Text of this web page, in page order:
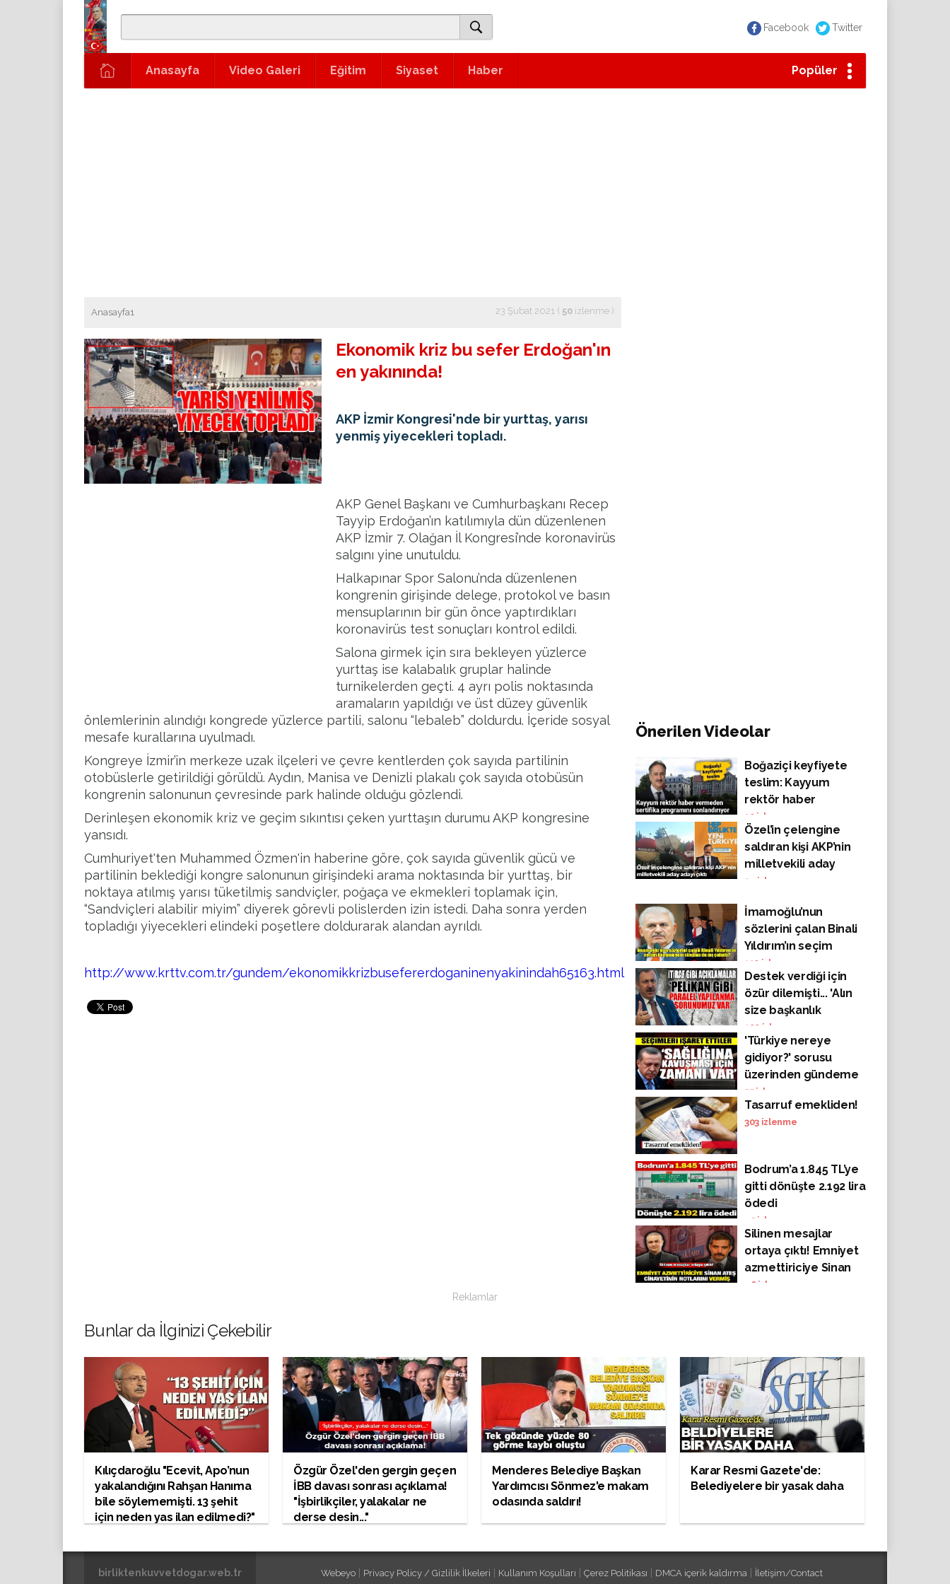
Facebook Twitter
Anasayfa Video Galeri Eğitim Siyaset Haber Popüler
Anasayfa1 23 Şubat 2021 ( 50 izlenme )
Ekonomik kriz bu sefer Erdoğan'ın
en yakınında!
AKP İzmir Kongresi'nde bir yurttaş, yarısı
yenmiş yiyecekleri topladı.
AKP Genel Başkanı ve Cumhurbaşkanı Recep
Tayyip Erdoğan’ın katılımıyla dün düzenlenen
AKP İzmir 7. Olağan İl Kongresi’nde koronavirüs
salgını yine unutuldu.
Halkapınar Spor Salonu’nda düzenlenen
kongrenin girişinde delege, protokol ve basın
mensuplarının bir gün önce yaptırdıkları
koronavirüs test sonuçları kontrol edildi.
Salona girmek için sıra bekleyen yüzlerce
yurttaş ise kalabalık gruplar halinde
turnikelerden geçti. 4 ayrı polis noktasında
aramaların yapıldığı ve üst düzey güvenlik
önlemlerinin alındığı kongrede yüzlerce partili, salonu “lebaleb” doldurdu. İçeride sosyal
mesafe kurallarına uyulmadı.
Kongreye İzmir’in merkeze uzak ilçeleri ve çevre kentlerden çok sayıda partilinin
otobüslerle getirildiği görüldü. Aydın, Manisa ve Denizli plakalı çok sayıda otobüsün
kongrenin salonunun çevresinde park halinde olduğu gözlendi.
Derinleşen ekonomik kriz ve geçim sıkıntısı çeken yurttaşın durumu AKP kongresine
yansıdı.
Cumhuriyet'ten Muhammed Özmen'in haberine göre, çok sayıda güvenlik gücü ve
partilinin beklediği kongre salonunun girişindeki arama noktasında bir yurttaş, bir
noktaya atılmış yarısı tüketilmiş sandviçler, poğaça ve ekmekleri toplamak için,
“Sandviçleri alabilir miyim” diyerek görevli polislerden izin istedi. Daha sonra yerden
topladığı yiyecekleri elindeki poşetlere doldurarak alandan ayrıldı.
http://www.krttv.com.tr/gundem/ekonomikkrizbusefererdoganinenyakinindah65163.html
Önerilen Videolar
Boğaziçi keyfiyete
teslim: Kayyum
rektör haber
vermeden sertifika
programını
sonlandırıyor
30 izlenme
Özel’in çelengine
saldıran kişi AKP’nin
milletvekili aday
adayı çıktı
34 izlenme
İmamoğlu’nun
sözlerini çalan Binali
Yıldırım’ın seçim
kampanyası sloganı
da mı çalıntı?
130 izlenme
Destek verdiği için
özür dilemişti... 'Alın
size başkanlık
sistemi'
100 izlenme
'Türkiye nereye
gidiyor?' sorusu
üzerinden gündeme
damga vuracak
Erdoğan analizi!
55 izlenme
Tasarruf emekliden!
303 izlenme
Bodrum’a 1.845 TL’ye
gitti dönüşte 2.192 lira
ödedi
45 izlenme
Silinen mesajlar
ortaya çıktı! Emniyet
azmettiriciye Sinan
Ateş cinayetinin
46 izlenme
Reklamlar
Bunlar da İlginizi Çekebilir
Kılıçdaroğlu "Ecevit, Apo’nun
yakalandığını Rahşan Hanıma
bile söylememişti. 13 şehit
için neden yas ilan edilmedi?"
Özgür Özel'den gergin geçen
İBB davası sonrası açıklama!
"İşbirlikçiler, yalakalar ne
derse desin..."
Menderes Belediye Başkan
Yardımcısı Sönmez'e makam
odasında saldırı!
Karar Resmi Gazete'de:
Belediyelere bir yasak daha
birliktenkuvvetdogar.web.tr Webeyo| Privacy Policy / Gizlilik İlkeleri Kullanım Koşulları Çerez Politikası DMCA içerik kaldırma İletişim/Contact